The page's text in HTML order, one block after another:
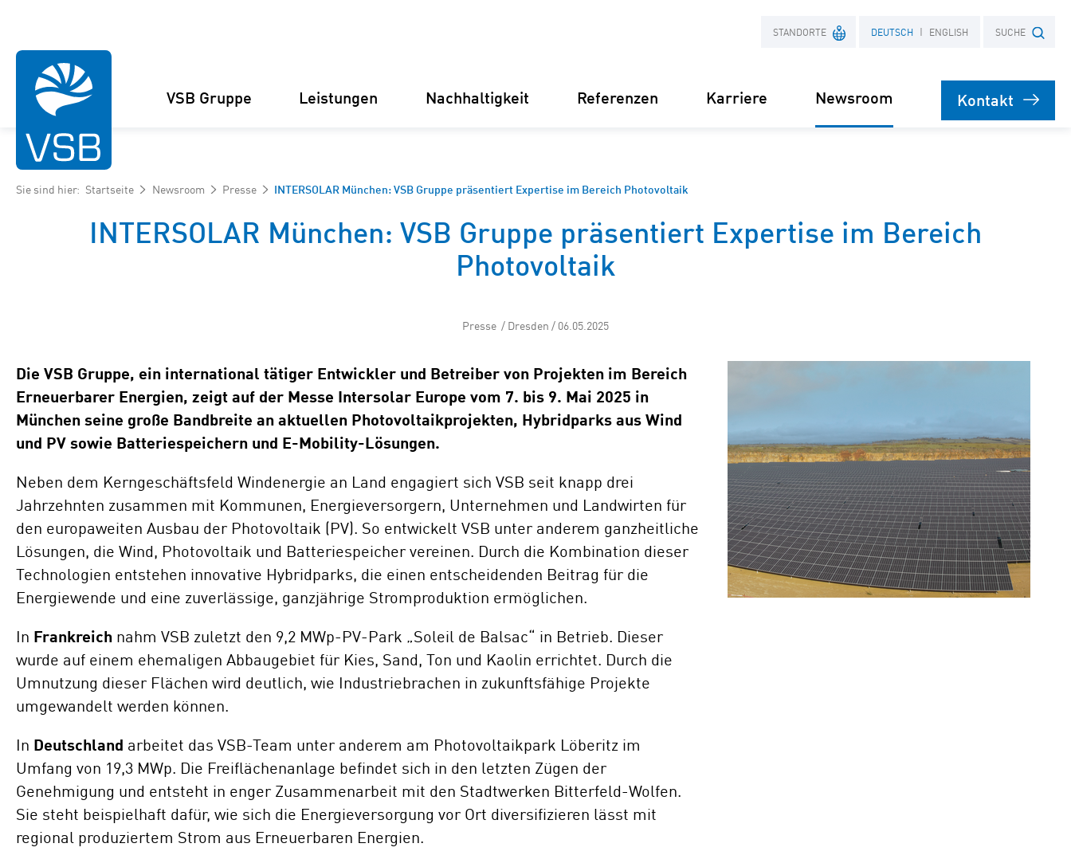
STANDORTE
Frankreich
DEUTSCH ENGLISH SUCHE
VSB Gruppe
Struktur
Standorte
Innovation
Leistungen
Windenergie-Projekte
Repowering
Batteriespeicherlösungen
ENERGYNIOUS –
Individuelle
Energielösungen
Umspannwerke
Erneuerbare
Nachhaltigkeit Referenzen Karriere Newsroom Kontakt
Sie sind hier: Startseite Newsroom Presse INTERSOLAR München: VSB Gruppe präsentiert Expertise im Bereich Photovoltaik
INTERSOLAR München: VSB Gruppe präsentiert Expertise im Bereich
Photovoltaik
Presse / Dresden / 06.05.2025
Die VSB Gruppe, ein international tätiger Entwickler und Betreiber von Projekten im Bereich
Erneuerbarer Energien, zeigt auf der Messe Intersolar Europe vom 7. bis 9. Mai 2025 in
München seine große Bandbreite an aktuellen Photovoltaikprojekten, Hybridparks aus Wind
und PV sowie Batteriespeichern und E-Mobility-Lösungen.
Neben dem Kerngeschäftsfeld Windenergie an Land engagiert sich VSB seit knapp drei
Jahrzehnten zusammen mit Kommunen, Energieversorgern, Unternehmen und Landwirten für
den europaweiten Ausbau der Photovoltaik (PV). So entwickelt VSB unter anderem ganzheitliche
Lösungen, die Wind, Photovoltaik und Batteriespeicher vereinen. Durch die Kombination dieser
Technologien entstehen innovative Hybridparks, die einen entscheidenden Beitrag für die
Energiewende und eine zuverlässige, ganzjährige Stromproduktion ermöglichen.
In Frankreich nahm VSB zuletzt den 9,2 MWp-PV-Park „Soleil de Balsac“ in Betrieb. Dieser
wurde auf einem ehemaligen Abbaugebiet für Kies, Sand, Ton und Kaolin errichtet. Durch die
Umnutzung dieser Flächen wird deutlich, wie Industriebrachen in zukunftsfähige Projekte
umgewandelt werden können.
In Deutschland arbeitet das VSB-Team unter anderem am Photovoltaikpark Löberitz im
Umfang von 19,3 MWp. Die Freiflächenanlage befindet sich in den letzten Zügen der
Genehmigung und entsteht in enger Zusammenarbeit mit den Stadtwerken Bitterfeld-Wolfen.
Sie steht beispielhaft dafür, wie sich die Energieversorgung vor Ort diversifizieren lässt mit
regional produziertem Strom aus Erneuerbaren Energien.